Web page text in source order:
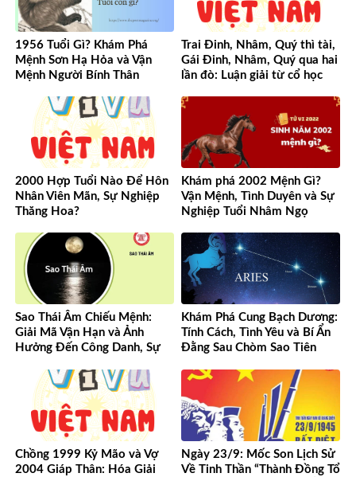
1956 Tuổi Gì? Khám Phá
Mệnh Sơn Hạ Hỏa và Vận
Mệnh Người Bính Thân
Trai Đinh, Nhâm, Quý thì tài,
Gái Đinh, Nhâm, Quý qua hai
lần đò: Luận giải từ cổ học
2000 Hợp Tuổi Nào Để Hôn
Nhân Viên Mãn, Sự Nghiệp
Thăng Hoa?
Khám phá 2002 Mệnh Gì?
Vận Mệnh, Tình Duyên và Sự
Nghiệp Tuổi Nhâm Ngọ
Sao Thái Âm Chiếu Mệnh:
Giải Mã Vận Hạn và Ảnh
Hưởng Đến Công Danh, Sự
Khám Phá Cung Bạch Dương:
Tính Cách, Tình Yêu và Bí Ẩn
Đằng Sau Chòm Sao Tiên
Chồng 1999 Kỷ Mão và Vợ
2004 Giáp Thân: Hóa Giải
Ngày 23/9: Mốc Son Lịch Sử
Về Tinh Thần “Thành Đồng Tổ